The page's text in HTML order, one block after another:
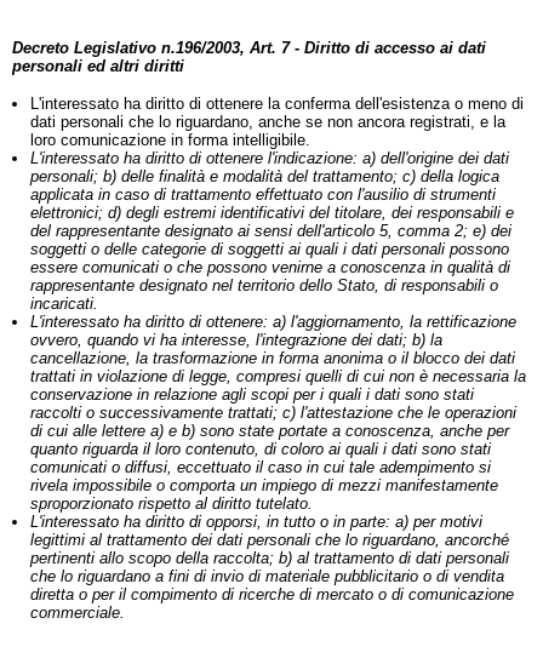
Decreto Legislativo n.196/2003, Art. 7 - Diritto di accesso ai dati
personali ed altri diritti
L'interessato ha diritto di ottenere la conferma dell'esistenza o meno di
dati personali che lo riguardano, anche se non ancora registrati, e la
loro comunicazione in forma intelligibile.
L'interessato ha diritto di ottenere l'indicazione: a) dell'origine dei dati
personali; b) delle finalità e modalità del trattamento; c) della logica
applicata in caso di trattamento effettuato con l'ausilio di strumenti
elettronici; d) degli estremi identificativi del titolare, dei responsabili e
del rappresentante designato ai sensi dell'articolo 5, comma 2; e) dei
soggetti o delle categorie di soggetti ai quali i dati personali possono
essere comunicati o che possono venirne a conoscenza in qualità di
rappresentante designato nel territorio dello Stato, di responsabili o
incaricati.
L'interessato ha diritto di ottenere: a) l'aggiornamento, la rettificazione
ovvero, quando vi ha interesse, l'integrazione dei dati; b) la
cancellazione, la trasformazione in forma anonima o il blocco dei dati
trattati in violazione di legge, compresi quelli di cui non è necessaria la
conservazione in relazione agli scopi per i quali i dati sono stati
raccolti o successivamente trattati; c) l'attestazione che le operazioni
di cui alle lettere a) e b) sono state portate a conoscenza, anche per
quanto riguarda il loro contenuto, di coloro ai quali i dati sono stati
comunicati o diffusi, eccettuato il caso in cui tale adempimento si
rivela impossibile o comporta un impiego di mezzi manifestamente
sproporzionato rispetto al diritto tutelato.
L'interessato ha diritto di opporsi, in tutto o in parte: a) per motivi
legittimi al trattamento dei dati personali che lo riguardano, ancorché
pertinenti allo scopo della raccolta; b) al trattamento di dati personali
che lo riguardano a fini di invio di materiale pubblicitario o di vendita
diretta o per il compimento di ricerche di mercato o di comunicazione
commerciale.